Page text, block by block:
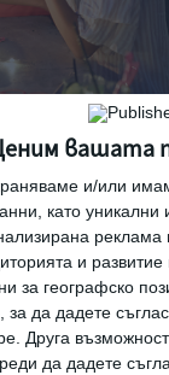
вашата
и/или
като
и развитие
за географско
за да дадете
Друга
да дадете
Shutterstock
теми, които не